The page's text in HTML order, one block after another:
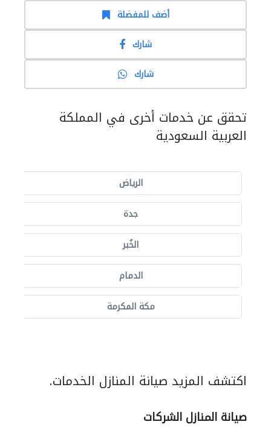
أضف للمفضلة
شارك
شارك
تحقق عن خدمات أخرى في المملكة
العربية السعودية
الرياض
جدة
الخُبر
الدمام
مكة المكرمة
اكتشف المزيد صيانة المنازل الخدمات.
صيانة المنازل الشركات